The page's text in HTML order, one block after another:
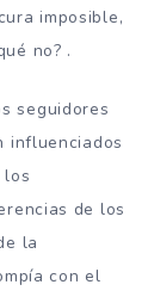
imposible,
no? .
seguidores
influenciados
los
de los
la
con el